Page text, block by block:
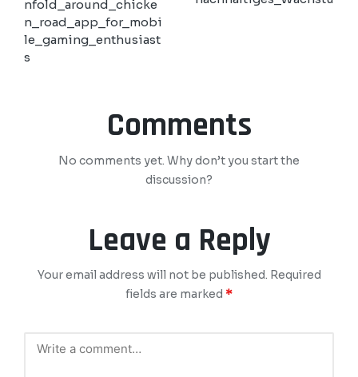
nfold_around_chicke
n_road_app_for_mobi
le_gaming_enthusiast
s
Comments
No comments yet. Why don’t you start the
discussion?
Leave a Reply
Your email address will not be published. Required
fields are marked *